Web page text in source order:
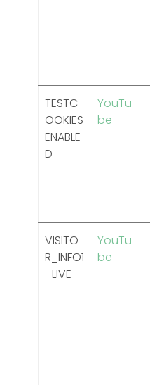
TESTC
OOKIES
ENABLE
D
YouTu
be
VISITO
R_INFO1
_LIVE
YouTu
be